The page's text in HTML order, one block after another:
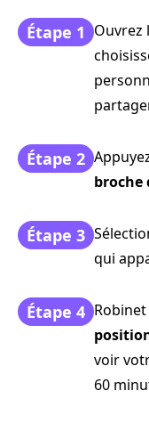
Étape 1 Ouvrez
Étape 2
broche
Étape 3
qui
Étape 4 Robinet
voir
60